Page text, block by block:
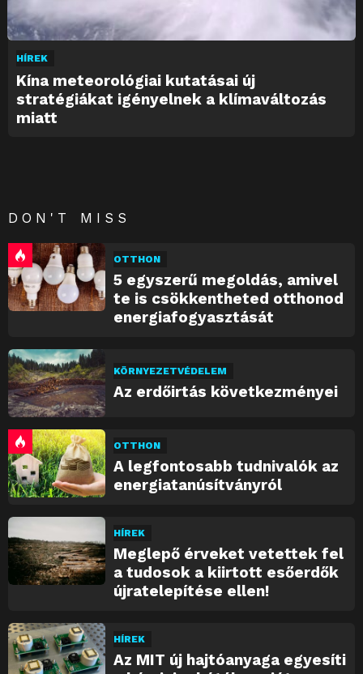
HÍREK
Kína meteorológiai kutatásai új
stratégiákat igényelnek a klímaváltozás
miatt
DON'T MISS
OTTHON
5 egyszerű megoldás, amivel
te is csökkentheted otthonod
energiafogyasztását
KÖRNYEZETVÉDELEM
Az erdőirtás következményei
OTTHON
A legfontosabb tudnivalók az
energiatanúsítványról
HÍREK
Meglepő érveket vetettek fel
a tudosok a kiirtott esőerdők
újratelepítése ellen!
HÍREK
Az MIT új hajtóanyaga egyesíti